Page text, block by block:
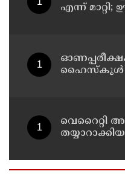
എന്ന്
ഹൈസ്കൂള്‍
വെറൈറ്റി